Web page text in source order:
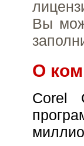
Вы
О
Corel